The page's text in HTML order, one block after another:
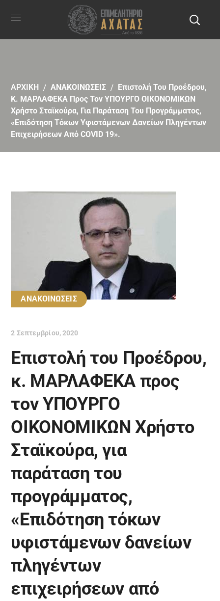
ΑΡΧΙΚΗ ΑΝΑΚΟΙΝΩΣΕΙΣ
Επιστολή Του Προέδρου,
Κ. ΜΑΡΛΑΦΕΚΑ Προς Τον ΥΠΟΥΡΓΟ ΟΙΚΟΝΟΜΙΚΩΝ
Χρήστο Σταϊκούρα, Για Παράταση Του Προγράμματος,
«Επιδότηση Τόκων Υφιστάμενων Δανείων Πληγέντων
Επιχειρήσεων Από COVID 19».
ΑΝΑΚΟΙΝΩΣΕΙΣ
2 Σεπτεμβρίου, 2020
Επιστολή του Προέδρου,
κ. ΜΑΡΛΑΦΕΚΑ προς
τον ΥΠΟΥΡΓΟ
ΟΙΚΟΝΟΜΙΚΩΝ Χρήστο
Σταϊκούρα, για
παράταση του
προγράμματος,
«Επιδότηση τόκων
υφιστάμενων δανείων
πληγέντων
επιχειρήσεων από